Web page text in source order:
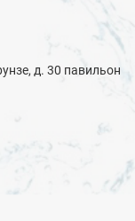
д. 30 павильон